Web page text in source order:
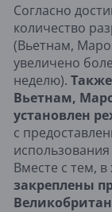
Согласно
количество
(Вьетнам,
увеличено
неделю).
Вьетнам,
установлен
с
Вместе с тем,
закреплены